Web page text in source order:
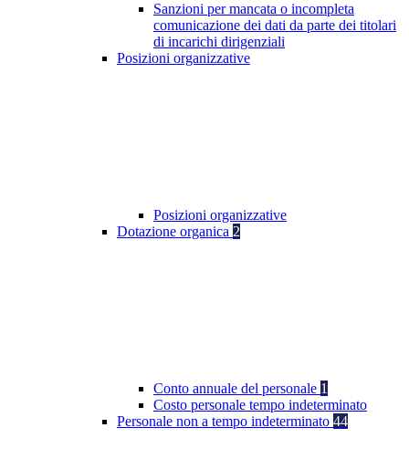
Sanzioni per mancata o incompleta
comunicazione dei dati da parte dei titolari
di incarichi dirigenziali
Posizioni organizzative
Posizioni organizzative
Dotazione organica 2
Conto annuale del personale 1
Costo personale tempo indeterminato
Personale non a tempo indeterminato 44